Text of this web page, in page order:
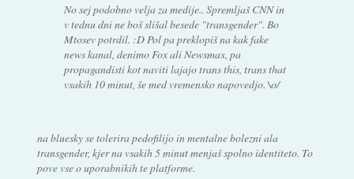
No sej podobno velja za medije.. Spremljaš CNN in
v tednu dni ne boš slišal besede "transgender". Bo
Mtosev potrdil. :D Pol pa preklopiš na kak fake
news kanal, denimo Fox ali Newsmax, pa
propagandisti kot naviti lajajo trans this, trans that
vsakih 10 minut, še med vremensko napovedjo. \o/
na bluesky se tolerira pedofilijo in mentalne bolezni ala
transgender, kjer na vsakih 5 minut menjaš spolno identiteto. To
pove vse o uporabnikih te platforme.